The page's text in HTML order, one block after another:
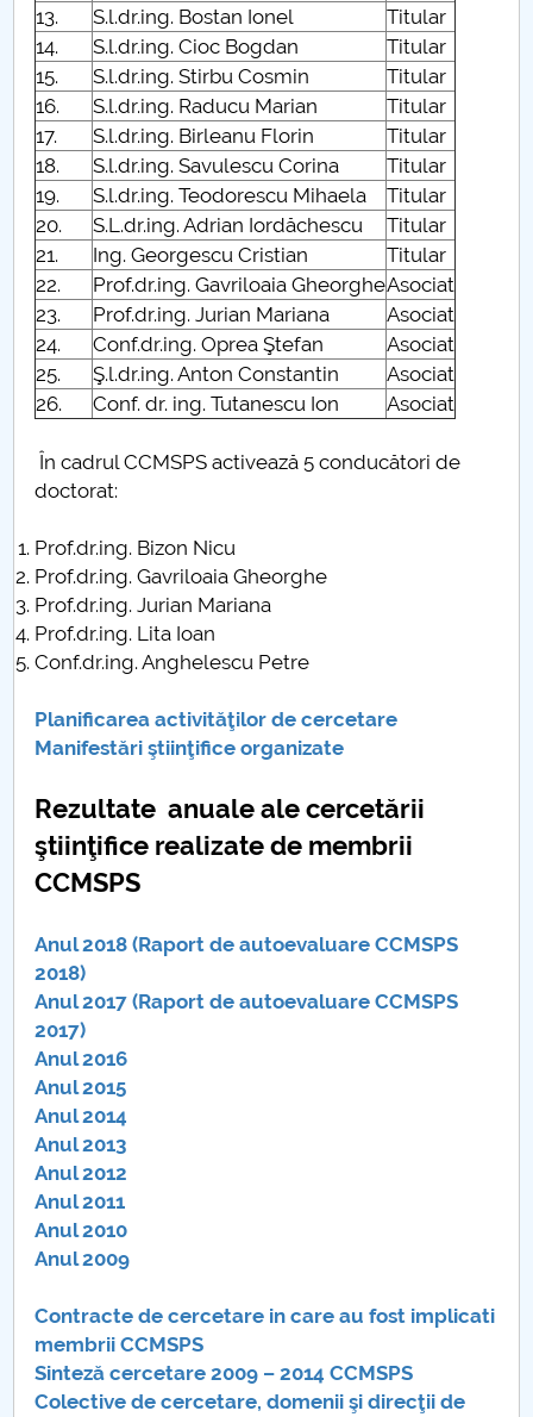
13.
S.l.dr.ing. Bostan Ionel
Titular
14.
S.l.dr.ing. Cioc Bogdan
Titular
15.
S.l.dr.ing. Stirbu Cosmin
Titular
16.
S.l.dr.ing. Raducu Marian
Titular
17.
S.l.dr.ing. Birleanu Florin
Titular
18.
S.l.dr.ing. Savulescu Corina
Titular
19.
S.l.dr.ing. Teodorescu Mihaela
Titular
20.
S.L.dr.ing. Adrian Iordăchescu
Titular
21.
Ing. Georgescu Cristian
Titular
22.
Prof.dr.ing. Gavriloaia GheorgheAsociat
23.
Prof.dr.ing. Jurian Mariana
Asociat
24.
Conf.dr.ing. Oprea Ştefan
Asociat
25.
Ş.l.dr.ing. Anton Constantin
Asociat
26.
Conf. dr. ing. Tutanescu Ion Asociat
În cadrul CCMSPS activează 5 conducători de
doctorat:
Prof.dr.ing. Bizon Nicu
Prof.dr.ing. Gavriloaia Gheorghe
Prof.dr.ing. Jurian Mariana
Prof.dr.ing. Lita Ioan
Conf.dr.ing. Anghelescu Petre
Planificarea activităţilor de cercetare
Manifestări ştiinţifice organizate
Rezultate anuale ale cercetării
ştiinţifice realizate de membrii
CCMSPS
Anul 2018 (Raport de autoevaluare CCMSPS
2018)
Anul 2017 (Raport de autoevaluare CCMSPS
2017)
Anul 2016
Anul 2015
Anul 2014
Anul 2013
Anul 2012
Anul 2011
Anul 2010
Anul 2009
Contracte de cercetare in care au fost implicati
membrii CCMSPS
Sinteză cercetare 2009 – 2014 CCMSPS
Colective de cercetare, domenii şi direcţii de